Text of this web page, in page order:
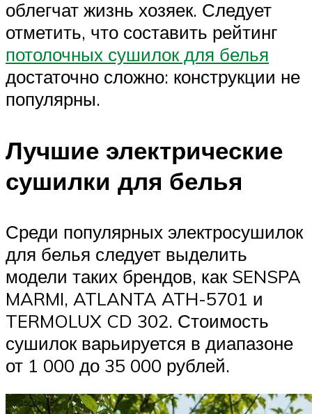
облегчат жизнь хозяек. Следует
отметить, что составить рейтинг
потолочных сушилок для белья
достаточно сложно: конструкции не
популярны.
Лучшие электрические
сушилки для белья
Среди популярных электросушилок
для белья следует выделить
модели таких брендов, как SENSPA
MARMI, ATLANTA ATH-5701 и
TERMOLUX CD 302. Стоимость
сушилок варьируется в диапазоне
от 1 000 до 35 000 рублей.